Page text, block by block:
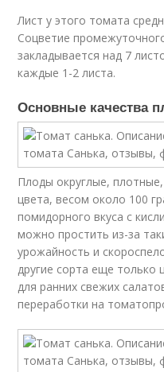
Лист у этого томата
Соцветие
закладывается над 7
каждые 1-2 листа.
Основные качества
Плоды округлые,
цвета, весом около 100
помидорного вкуса с
можно простить из-за
урожайность и
другие сорта еще только
для ранних свежих
переработки на